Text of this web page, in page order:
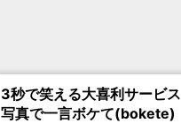
3秒で笑える大喜利サービス
写真で一言ボケて(bokete)